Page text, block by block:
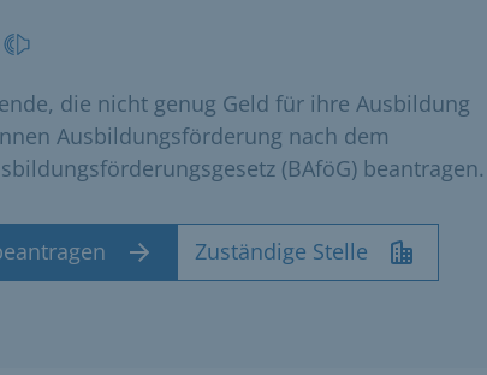
die nicht genug Geld für ihre Ausbildung
Ausbildungsförderung nach dem
(BAföG) beantragen.
Zuständige Stelle